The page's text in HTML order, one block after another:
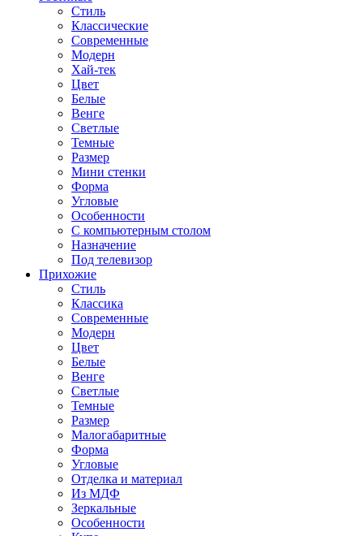
Стиль
Классические
Современные
Модерн
Хай-тек
Цвет
Белые
Венге
Светлые
Темные
Размер
Мини стенки
Форма
Угловые
Особенности
С компьютерным столом
Назначение
Под телевизор
Прихожие
Стиль
Классика
Современные
Модерн
Цвет
Белые
Венге
Светлые
Темные
Размер
Малогабаритные
Форма
Угловые
Отделка и материал
Из МДФ
Зеркальные
Особенности